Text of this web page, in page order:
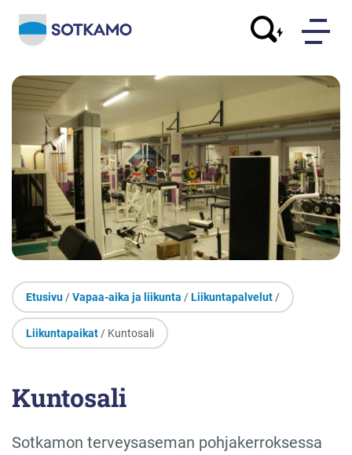
Etusivu /Vapaa-aika ja liikunta /Liikuntapalvelut /
Liikuntapaikat / Kuntosali
Kuntosali
Sotkamon terveysaseman pohjakerroksessa